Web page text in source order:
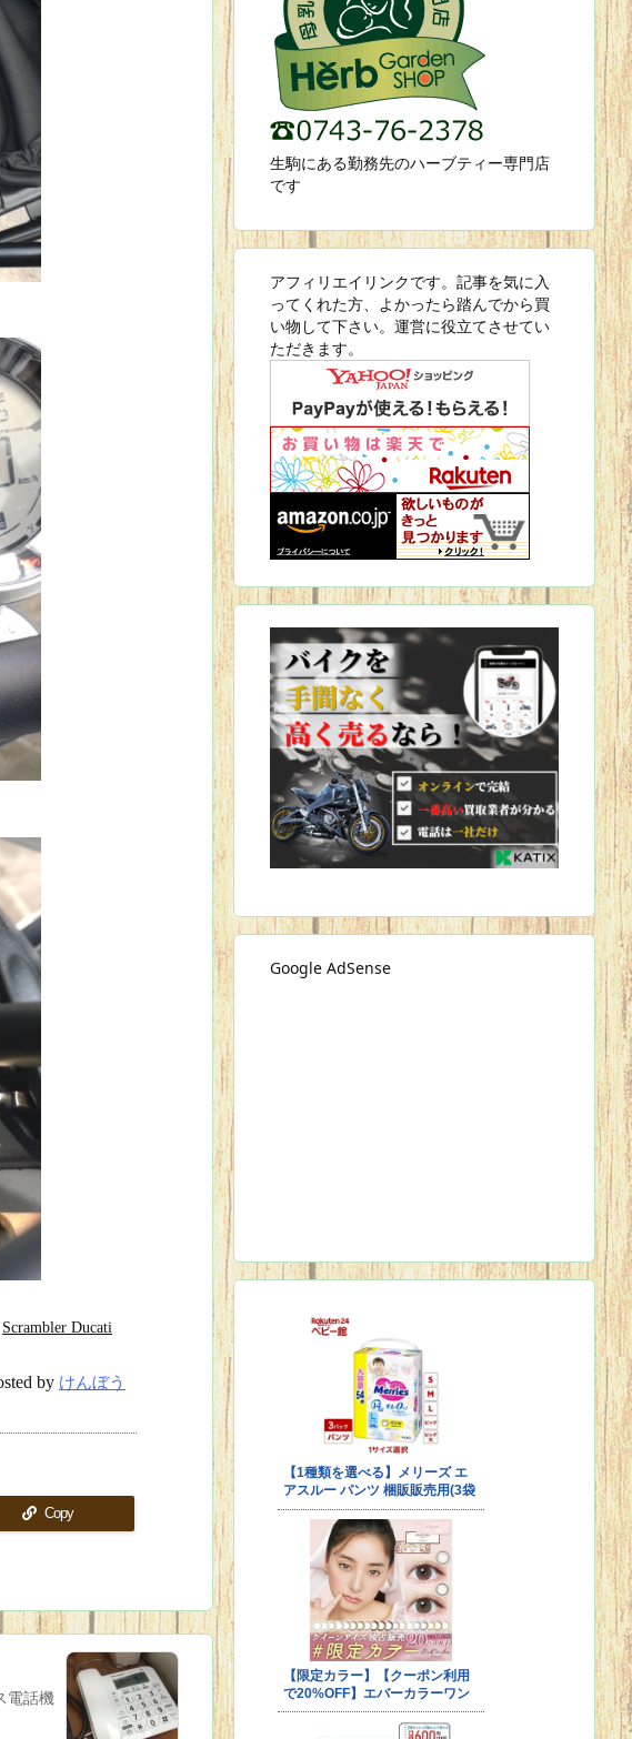
Scrambler Ducati
by けんぼう
Copy
電話機
生駒にある勤務先のハーブティー専門店
です
アフィリエイリンクです。記事を気に入
ってくれた方、よかったら踏んでから買
い物して下さい。運営に役立てさせてい
ただきます。
Google AdSense